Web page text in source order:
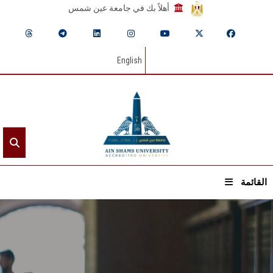
أهلاً بك في جامعة عين شمس
English
القائمة
الرئيسيـة
عن الجامعة